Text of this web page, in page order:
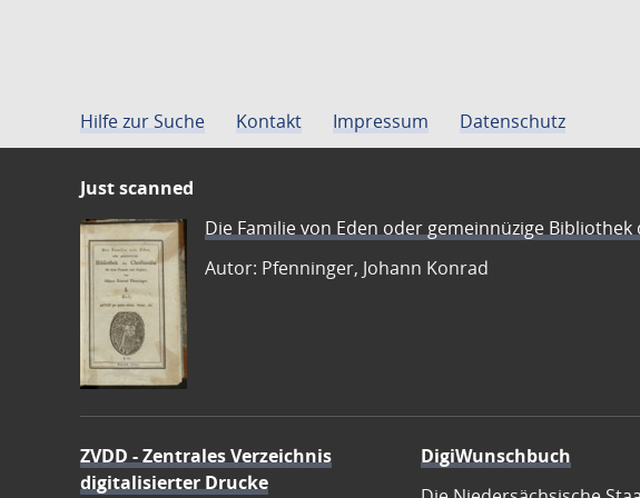
Hilfe zur Suche Kontakt Impressum Datenschutz
Just scanned
Die Familie von Eden oder gemeinnüzige
Autor: Pfenninger, Johann Konrad
ZVDD - Zentrales Verzeichnis
digitalisierter Drucke
DigiWunschbuch